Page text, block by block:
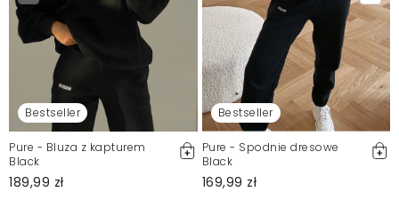
Bestseller
Pure - Bluza z kapturem
Black
189,99 zł
Bestseller
Pure - Spodnie dresowe
Black
169,99 zł